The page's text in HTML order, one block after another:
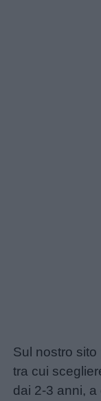
Sul nostro
tra cui
dai 2-3 anni,